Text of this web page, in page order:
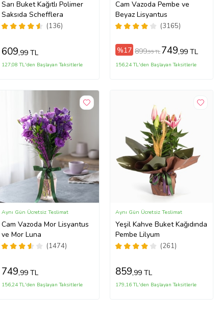
Sarı Buket Kağıtlı Polimer
Saksıda Schefflera
(136)
609,99 TL
127,08 TL'den Başlayan Taksitlerle
Cam Vazoda Pembe ve
Beyaz Lisyantus
(3165)
%17 899,99 TL 749,99 TL
156,24 TL'den Başlayan Taksitlerle
Cam Vazoda Mor Lisyantus
ve Mor Luna
(1474)
Aynı Gün Ücretsiz Teslimat
749,99 TL
156,24 TL'den Başlayan Taksitlerle
Yeşil Kahve Buket Kağıdında
Pembe Lilyum
(261)
Aynı Gün Ücretsiz Teslimat
859,99 TL
179,16 TL'den Başlayan Taksitlerle